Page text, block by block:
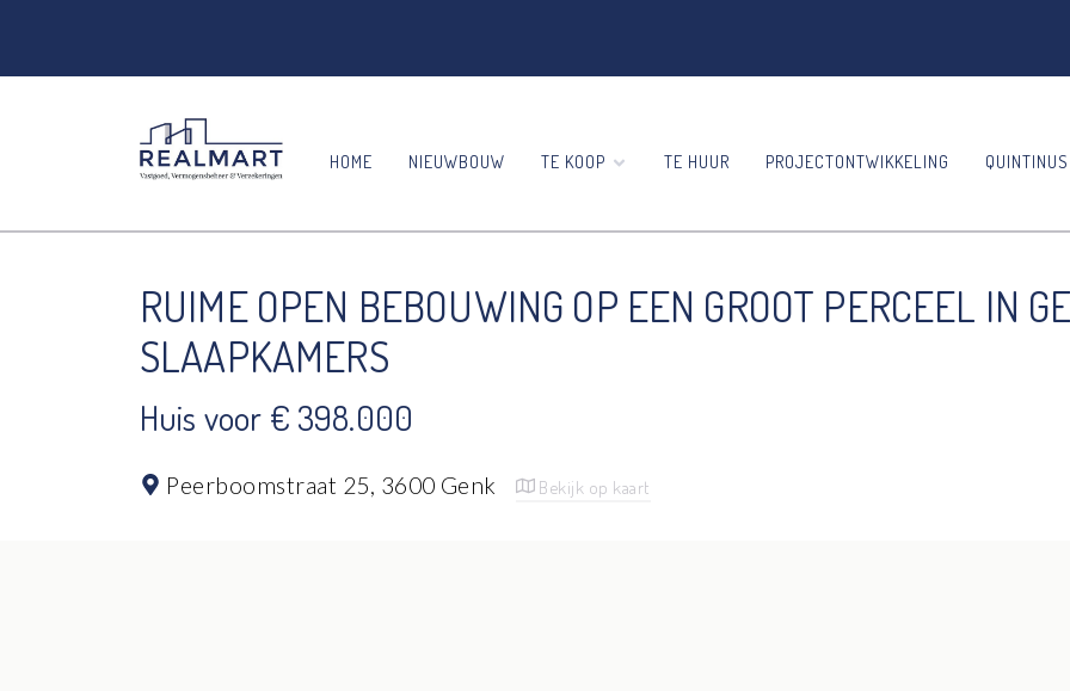
HOME NIEUWBOUW TE KOOP TE HUUR PROJECTONTWIKKELING QUINTINUS
RUIME OPEN BEBOUWING OP EEN GROOT PERCEEL IN
SLAAPKAMERS
Huis voor € 398.000
Peerboomstraat 25, 3600 Genk Bekijk op kaart